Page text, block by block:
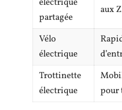
électrique
partagée
aux
Vélo
électrique
Trottinette
électrique
pour